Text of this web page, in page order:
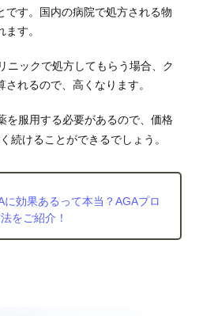
です。国内の病院で処方される物
す。
ニックで処方してもらう場合、ク
れるので、高くなります。
を服用する必要があるので、価格
続けることができるでしょう。
に効果あるって本当？AGAプロ
をご紹介！